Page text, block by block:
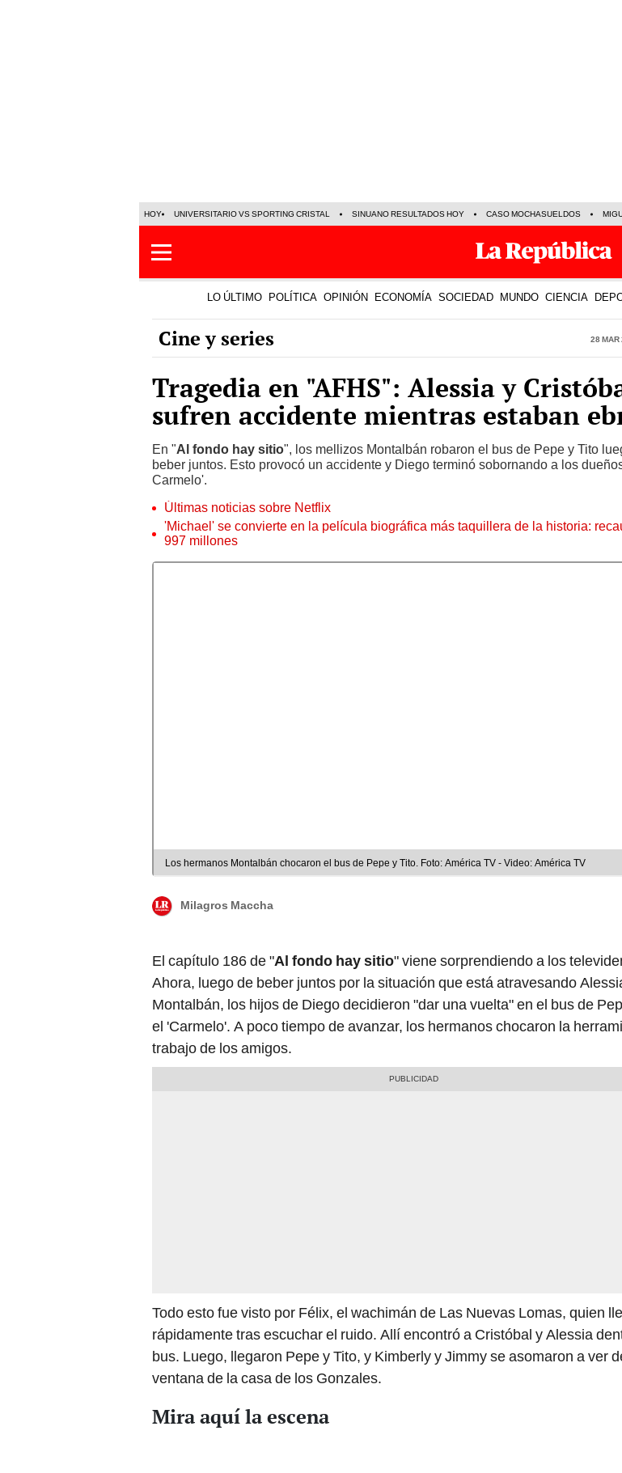
HOY UNIVERSITARIO VS SPORTING CRISTAL SINUANO RESULTADOS HOY CASO MOCHASUELDOS
LO ÚLTIMO POLÍTICA OPINIÓN ECONOMÍA SOCIEDAD MUNDO CIENCIA
Cine y series 28 Mar
Tragedia en "AFHS": Alessia y
sufren accidente mientras estaban
En "Al fondo hay sitio", los mellizos Montalbán robaron el bus de Pepe y Tito
beber juntos. Esto provocó un accidente y Diego terminó sobornando a los
Carmelo'.
Últimas noticias sobre Netflix
'Michael' se convierte en la película biográfica más taquillera de la historia:
997 millones
Los hermanos Montalbán chocaron el bus de Pepe y Tito. Foto: América TV - Video: América TV
Milagros Maccha
El capítulo 186 de "Al fondo hay sitio" viene sorprendiendo a los
Ahora, luego de beber juntos por la situación que está atravesando
Montalbán, los hijos de Diego decidieron "dar una vuelta" en el bus de
el 'Carmelo'. A poco tiempo de avanzar, los hermanos chocaron la
trabajo de los amigos.
Todo esto fue visto por Félix, el wachimán de Las Nuevas Lomas, quien
rápidamente tras escuchar el ruido. Allí encontró a Cristóbal y Alessia
bus. Luego, llegaron Pepe y Tito, y Kimberly y Jimmy se asomaron a ver
ventana de la casa de los Gonzales.
Mira aquí la escena